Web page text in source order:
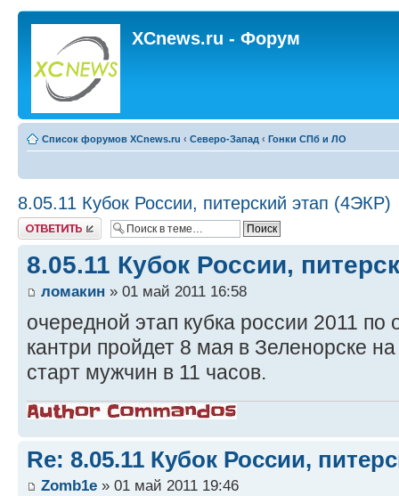
XCnews.ru - Форум
Список форумов XCnews.ru ‹ Северо-Запад ‹ Гонки СПб и ЛО
8.05.11 Кубок России, питерский этап (4ЭКР)
Ответить
8.05.11 Кубок России,
ломакин » 01 май 2011 16:58
очередной этап кубка россии 2011 по
кантри пройдет 8 мая в Зеленорске
старт мужчин в 11 часов.
Re: 8.05.11 Кубок России,
Zomb1e » 01 май 2011 19:46